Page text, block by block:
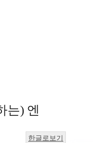
는) 엔
한글로보기